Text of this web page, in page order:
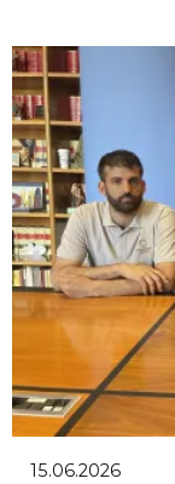
15.06.2026